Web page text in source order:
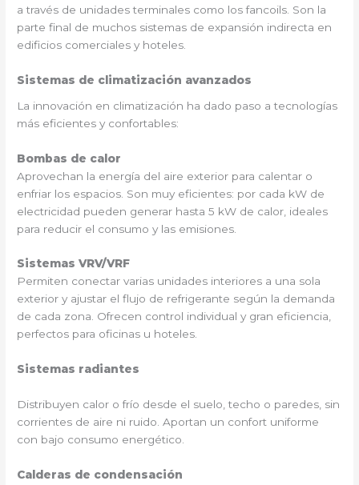
a través de unidades terminales como los fancoils. Son la
parte final de muchos sistemas de expansión indirecta en
edificios comerciales y hoteles.
Sistemas de climatización avanzados
La innovación en climatización ha dado paso a tecnologías
más eficientes y confortables:
Bombas de calor
Aprovechan la energía del aire exterior para calentar o
enfriar los espacios. Son muy eficientes: por cada kW de
electricidad pueden generar hasta 5 kW de calor, ideales
para reducir el consumo y las emisiones.
Sistemas VRV/VRF
Permiten conectar varias unidades interiores a una sola
exterior y ajustar el flujo de refrigerante según la demanda
de cada zona. Ofrecen control individual y gran eficiencia,
perfectos para oficinas u hoteles.
Sistemas radiantes
Distribuyen calor o frío desde el suelo, techo o paredes, sin
corrientes de aire ni ruido. Aportan un confort uniforme
con bajo consumo energético.
Calderas de condensación